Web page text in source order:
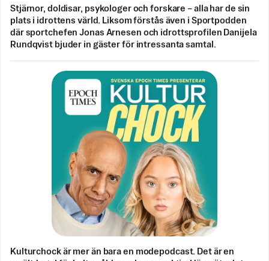
Stjärnor, doldisar, psykologer och forskare – alla har de sin
plats i idrottens värld. Liksom förstås även i Sportpodden
där sportchefen Jonas Arnesen och idrottsprofilen Danijela
Rundqvist bjuder in gäster för intressanta samtal.
Kulturchock är mer än bara en modepodcast. Det är en